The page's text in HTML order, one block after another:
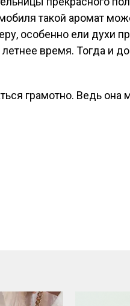
такой аромат
особенно ели духи
время. Тогда и до
грамотно. Ведь она